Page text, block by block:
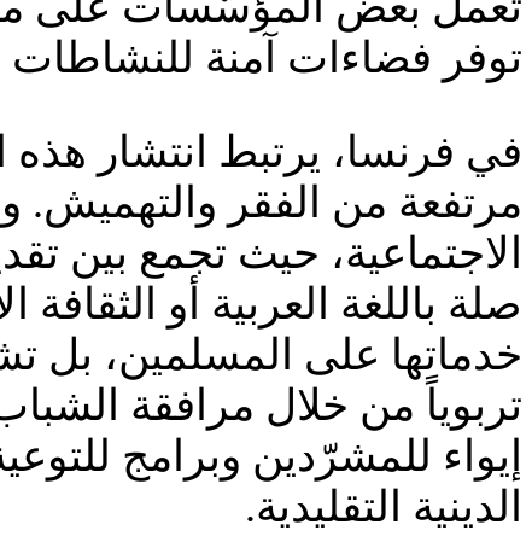
توفر فضاءات آمنة للنشاطات
في فرنسا، يرتبط انتشار هذه
مرتفعة من الفقر
الاجتماعية، حيث تجمع بين
صلة باللغة العربية أو
خدماتها على المسلمين، بل
تربوياً من خلال مرافقة
إيواء للمشرّدين وبرامج
الدينية التقليدية.